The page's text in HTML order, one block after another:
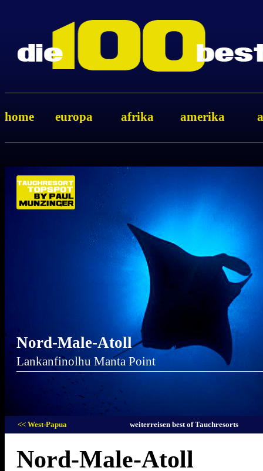
home europa afrika amerika
Nord-Male-Atoll
Lankanfinolhu Manta Point
<< West-Papua weiterreisen best of Tauchresorts
Nord-Male-Atoll